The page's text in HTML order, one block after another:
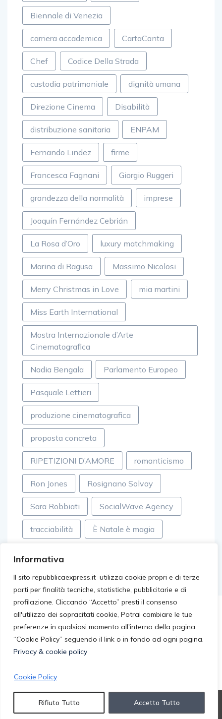
Informativa
Il sito repubblicaexpress.it utilizza cookie propri e di terze
parti per finalità tecniche, statistiche, pubblicitarie e di
profilazione. Cliccando “Accetto” presti il consenso
all'utilizzo dei sopracitati cookie, Potrai cambiare le tue
preferenze in qualsiasi momento all'interno della pagina
“Cookie Policy” seguendo il link o in fondo ad ogni pagina.
Privacy & cookie policy
Cookie Policy
Rifiuto Tutto Accetto Tutto
Biennale di Venezia
carriera accademica CartaCanta
Chef Codice Della Strada
custodia patrimoniale dignità umana
Direzione Cinema Disabilità
distribuzione sanitaria ENPAM
Fernando Lindez firme
Francesca Fagnani Giorgio Ruggeri
grandezza della normalità imprese
Joaquín Fernández Cebrián
La Rosa d’Oro luxury matchmaking
Marina di Ragusa Massimo Nicolosi
Merry Christmas in Love mia martini
Miss Earth International
Mostra Internazionale d’Arte
Cinematografica
Nadia Bengala Parlamento Europeo
Pasquale Lettieri
produzione cinematografica
proposta concreta
RIPETIZIONI D’AMORE romanticismo
Ron Jones Rosignano Solvay
Sara Robbiati SocialWave Agency
tracciabilità È Natale è magia
© 2026 repubblicaexpress.it. All rights reserved.
Privacy Cookie Policy